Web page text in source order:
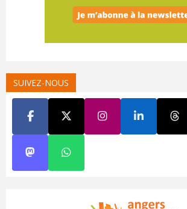
SUIVEZ-NOUS